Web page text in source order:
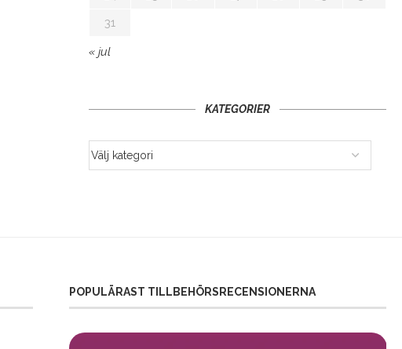
31
« jul
KATEGORIER
POPULÄRAST TILLBEHÖRSRECENSIONERNA